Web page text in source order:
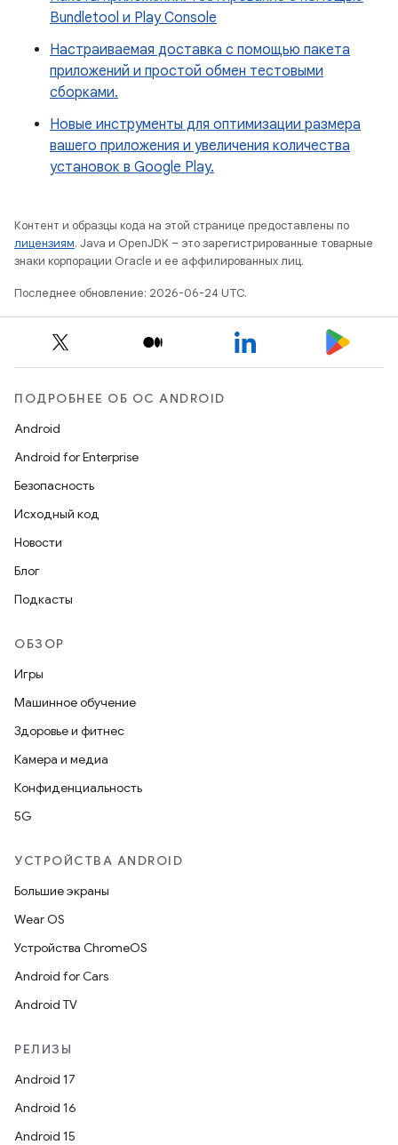
Bundletool и Play Console
Настраиваемая доставка с помощью пакета
приложений и простой обмен тестовыми
сборками.
Новые инструменты для оптимизации размера
вашего приложения и увеличения количества
установок в Google Play.
Контент и образцы кода на этой странице предоставлены по
лицензиям. Java и OpenJDK – это зарегистрированные товарные
знаки корпорации Oracle и ее аффилированных лиц.
Последнее обновление: 2026-06-24 UTC.
ПОДРОБНЕЕ ОБ ОС ANDROID
Android
Android for Enterprise
Безопасность
Исходный код
Новости
Блог
Подкасты
ОБЗОР
Игры
Машинное обучение
Здоровье и фитнес
Камера и медиа
Конфиденциальность
5G
УСТРОЙСТВА ANDROID
Большие экраны
Wear OS
Устройства ChromeOS
Android for Cars
Android TV
РЕЛИЗЫ
Android 17
Android 16
Android 15